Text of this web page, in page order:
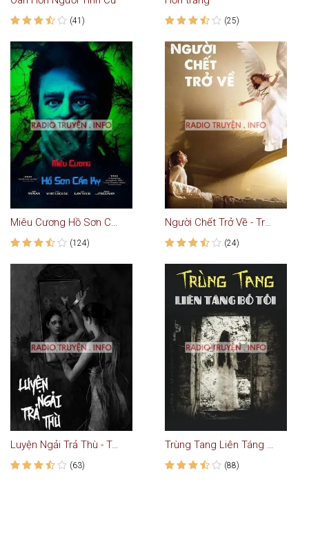
(41) (25)
Miêu Cương Hồ Sơn Cấm Kỵ - Truyện ma kinh dị
(124)
Người Chết Trở Về - Truyện Kinh Dị
(24)
Luyện Ngải Trả Thù - Truyện Ma
(63)
Trùng Tang Liên Táng Bố Tôi
(88)